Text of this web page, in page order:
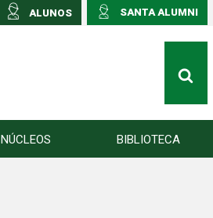
SANTA ALUMNI
ALUNOS
NÚCLEOS BIBLIOTECA